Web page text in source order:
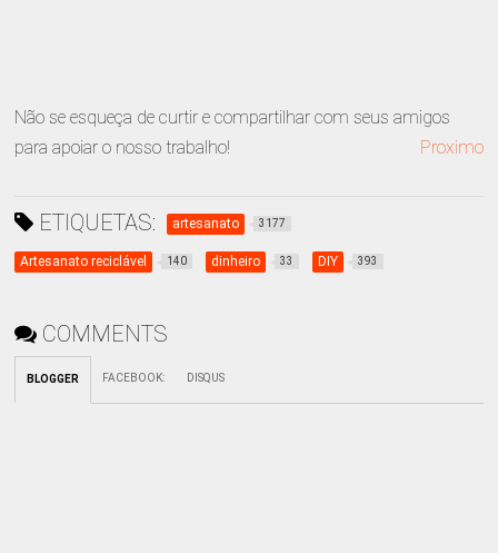
Não se esqueça de curtir e compartilhar com seus amigos
para apoiar o nosso trabalho!
Proximo
ETIQUETAS: artesanato 3177
Artesanato reciclável 140 dinheiro 33 DIY 393
COMMENTS
BLOGGER FACEBOOK: DISQUS